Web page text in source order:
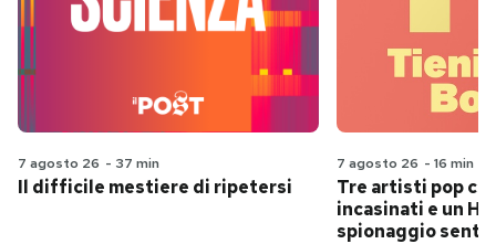
7 agosto 26 - 37 min
Il difficile mestiere di ripetersi
7 agosto 26 - 16 min
Tre artisti pop
incasinati e un
spionaggio